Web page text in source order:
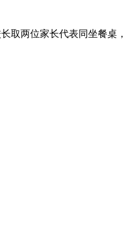
取两位家长代表同坐餐桌，